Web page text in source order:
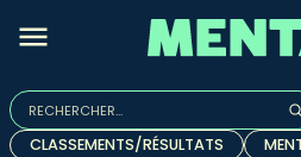
Rechercher :
Quand les résultats de l'auto-
CLASSEMENTS/RÉSULTATS